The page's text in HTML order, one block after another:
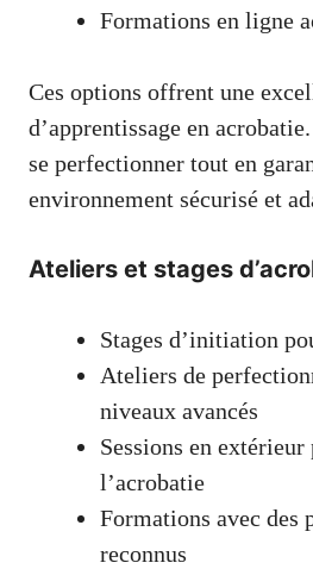
Formations en ligne
Ces options offrent une
d’apprentissage en
se perfectionner tout en
environnement sécurisé et
Ateliers et stages
Stages d’initiation
Ateliers de
niveaux avancés
Sessions en
l’acrobatie
Formations avec des
reconnus